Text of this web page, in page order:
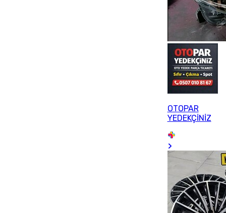
OTOPAR
YEDEKÇİNİZ